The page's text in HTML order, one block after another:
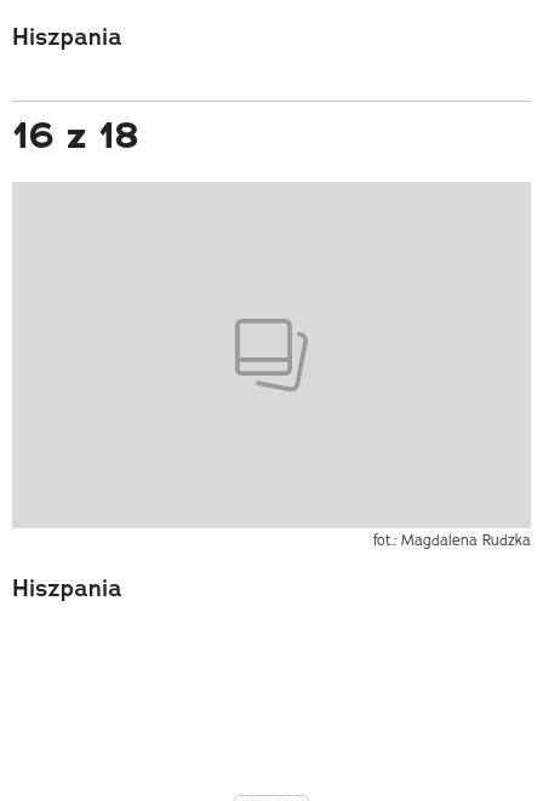
Hiszpania
16 z 18
fot.: Magdalena Rudzka
Hiszpania